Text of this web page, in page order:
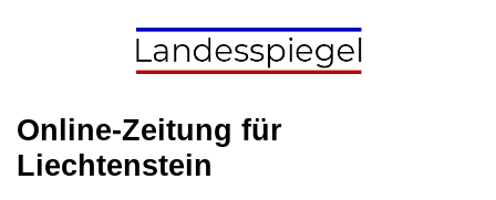
Online-Zeitung für
Liechtenstein